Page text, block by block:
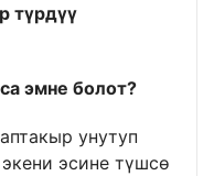
түрдүү
эмне болот?
унутуп
эсине түшсө